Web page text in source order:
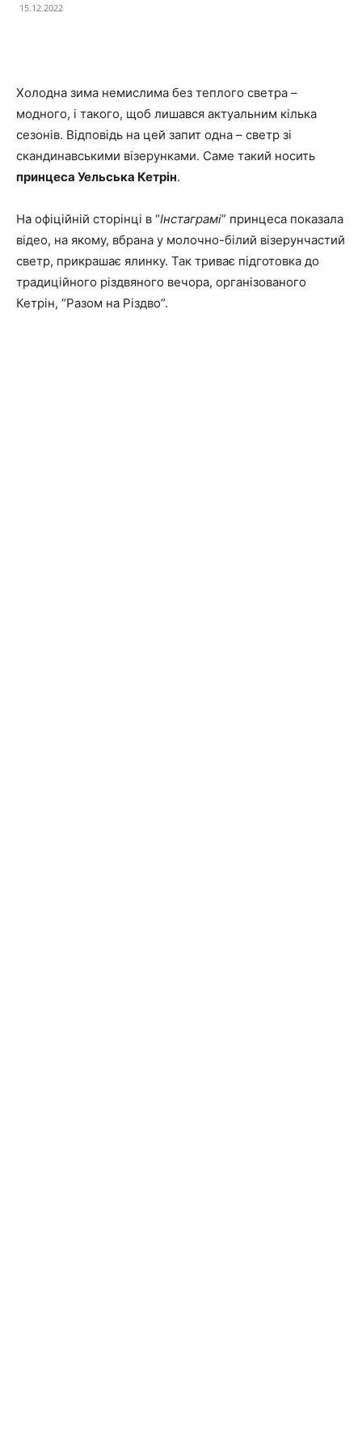
15.12.2022
Холодна зима немислима без теплого светра –
модного, і такого, щоб лишався актуальним кілька
сезонів. Відповідь на цей запит одна – светр зі
скандинавськими візерунками. Саме такий носить
принцеса Уельська Кетрін.
На офіційній сторінці в “Інстаграмі” принцеса показала
відео, на якому, вбрана у молочно-білий візерунчастий
светр, прикрашає ялинку. Так триває підготовка до
традиційного різдвяного вечора, організованого
Кетрін, “Разом на Різдво”.